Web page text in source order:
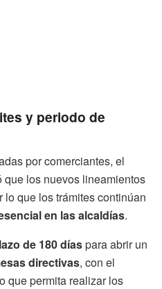
y periodo de
por comerciantes, el
los nuevos lineamientos
lo que los trámites continúan
en las alcaldías.
de 180 díaspara abrir un
directivas, con el
que permita realizar los